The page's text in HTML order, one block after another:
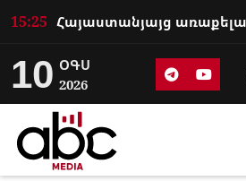
15:25
10 ՕԳՍ
2026